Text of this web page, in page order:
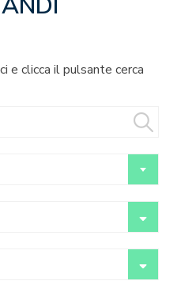
e clicca il pulsante cerca